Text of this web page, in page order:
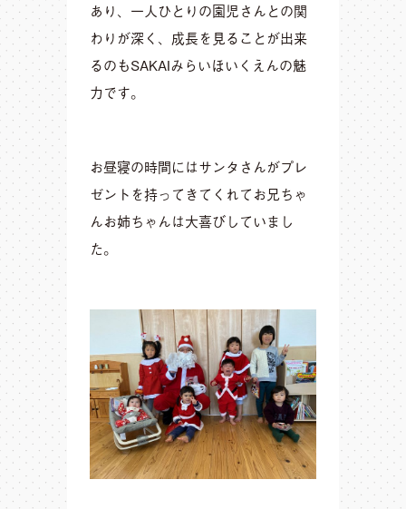
あり、一人ひとりの園児さんとの関
わりが深く、成長を見ることが出来
るのもSAKAIみらいほいくえんの魅
力です。
お昼寝の時間にはサンタさんがプレ
ゼントを持ってきてくれてお兄ちゃ
んお姉ちゃんは大喜びしていまし
た。